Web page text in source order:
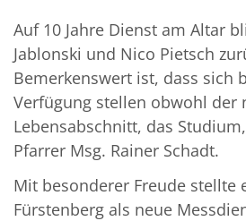
Auf 10 Jahre Dienst am Altar
Jablonski und Nico Pietsch
Bemerkenswert ist, dass sich
Verfügung stellen obwohl der
Lebensabschnitt, das
Pfarrer Msg. Rainer Schadt.
Mit besonderer Freude stellte
Fürstenberg als neue